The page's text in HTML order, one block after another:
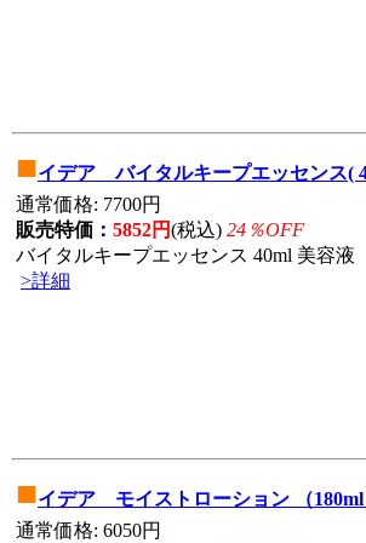
■イデア バイタルキープエッセンス(
通常価格: 7700円
販売特価： 5852円(税込) 24％OFF
バイタルキープエッセンス 40ml 美容液
>詳細
■イデア モイストローション （180ml
通常価格: 6050円